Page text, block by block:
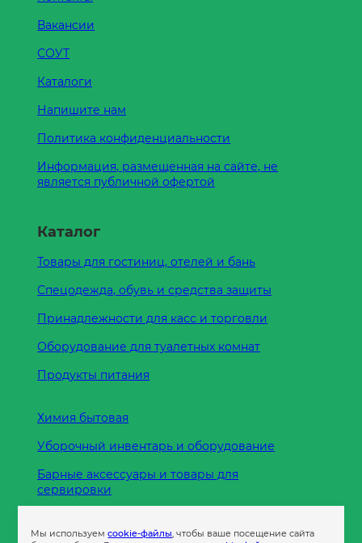
Вакансии
СОУТ
Каталоги
Напишите нам
Политика конфиденциальности
Информация, размещенная на сайте, не
является публичной офертой
Каталог
Товары для гостиниц, отелей и бань
Спецодежда, обувь и средства защиты
Принадлежности для касс и торговли
Оборудование для туалетных комнат
Продукты питания
Химия бытовая
Уборочный инвентарь и оборудование
Барные аксессуары и товары для
сервировки
Мы используемcookie-файлы, чтобы ваше посещение сайта